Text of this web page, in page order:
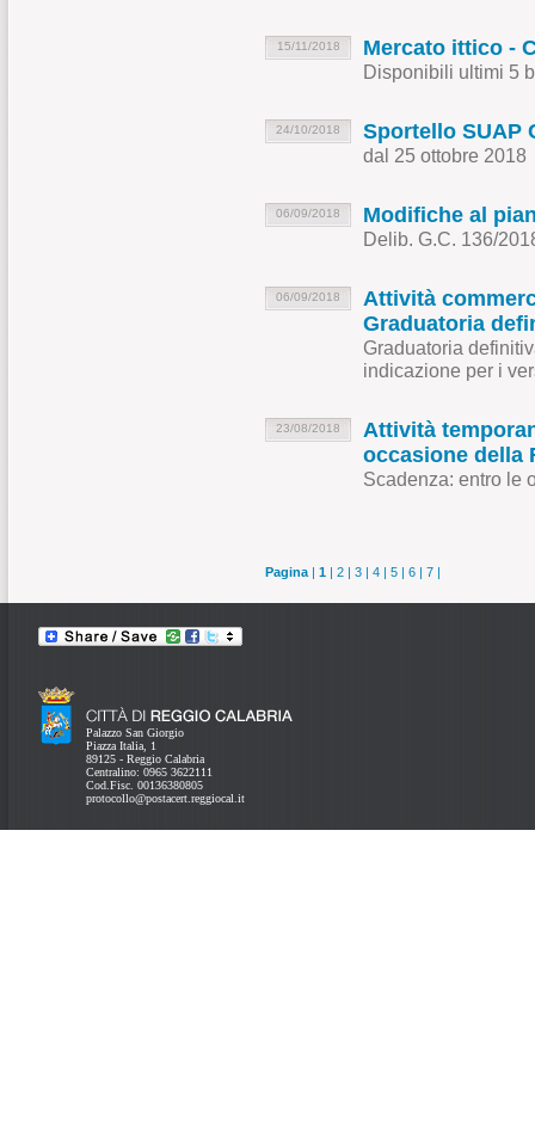
15/11/2018 Mercato ittico -
Disponibili ultimi 5
24/10/2018 Sportello SUAP
dal 25 ottobre 2018
06/09/2018 Modifiche al
Delib. G.C. 136/
06/09/2018
Attività
Graduatoria
Graduatoria
indicazione per i
23/08/2018
Attività
occasione della
Scadenza: entro le
Pagina | 1 | 2 | 3 | 4 | 5 | 6 | 7 |
Palazzo San Giorgio
Piazza Italia, 1
89125 - Reggio Calabria
Centralino: 0965 3622111
Cod.Fisc. 00136380805
protocollo@postacert.reggiocal.it